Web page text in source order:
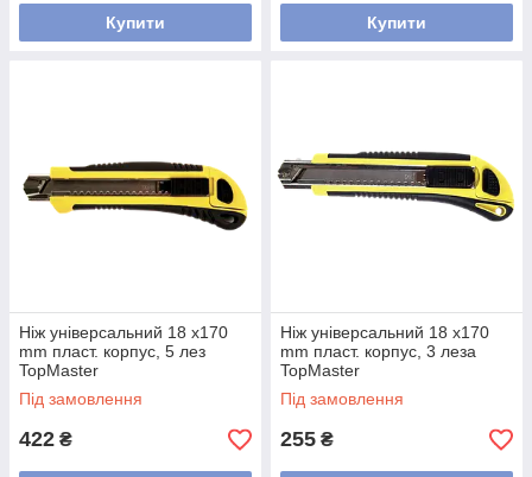
Купити Купити
Ніж універсальний 18 x170
mm пласт. корпус, 5 лез
TopMaster
Під замовлення
422 ₴
Ніж універсальний 18 x170
mm пласт. корпус, 3 леза
TopMaster
Під замовлення
255 ₴